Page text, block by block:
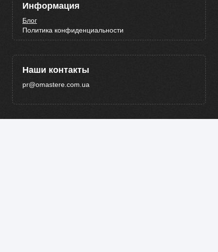
Информация
Блог
Политика конфиденциальности
Наши контакты
pr@omastere.com.ua